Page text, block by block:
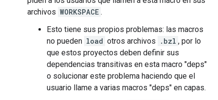
archivos WORKSPACE .
Esto tiene sus propios problemas: las macros
no pueden load otros archivos .bzl , por lo
que estos proyectos deben definir sus
dependencias transitivas en esta macro "deps"
o solucionar este problema haciendo que el
usuario llame a varias macros "deps" en capas.